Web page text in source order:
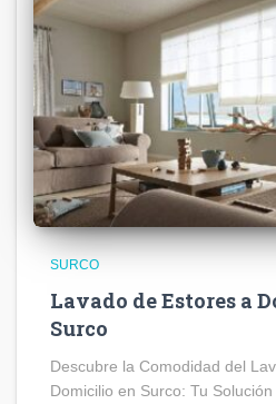
SURCO
Lavado de Estores a
Surco
Descubre la Comodidad del
Domicilio en Surco: Tu